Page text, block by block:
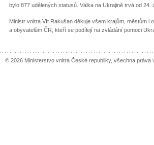
bylo 877 udělených statusů. Válka na Ukrajině trvá od 24.
Ministr vnitra Vít Rakušan děkuje všem krajům, městům
a obyvatelům ČR, kteří se podílejí na zvládání pomoci
© 2026 Ministerstvo vnitra České republiky, všechna práva